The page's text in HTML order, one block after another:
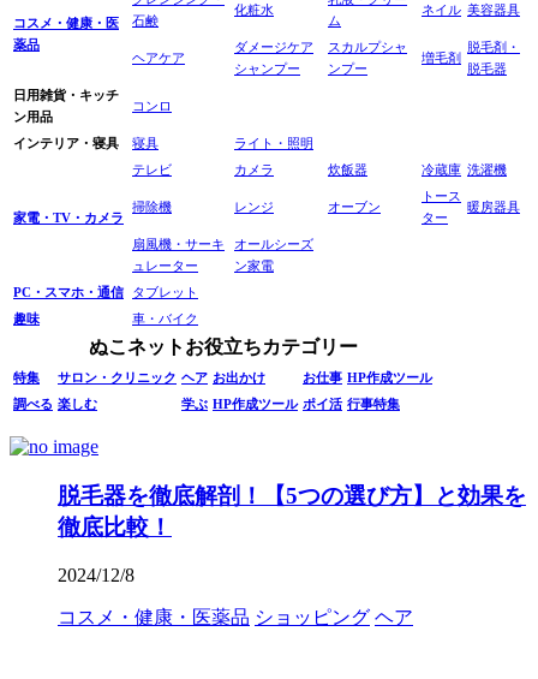
コスメ・健康・医
薬品
石鹸
化粧水
ム
ネイル 美容器具
ヘアケア
ダメージケア
シャンプー
スカルプシャ
ンプー
増毛剤
脱毛剤・
脱毛器
日用雑貨・キッチ
ン用品
コンロ
インテリア・寝具 寝具 ライト・照明
家電・TV・カメラ
テレビ カメラ 炊飯器 冷蔵庫 洗濯機
掃除機 レンジ オーブン
トース
ター
暖房器具
扇風機・サーキ
ュレーター
オールシーズ
ン家電
PC・スマホ・通信
タブレット
趣味
車・バイク
ぬこネットお役立ちカテゴリー
特集 サロン・クリニック ヘア お出かけ お仕事 HP作成ツール
調べる 楽しむ 学ぶ HP作成ツール ポイ活 行事特集
脱毛器を徹底解剖！【5つの選び方】と効果を
徹底比較！
2024/12/8
コスメ・健康・医薬品 ショッピング ヘア